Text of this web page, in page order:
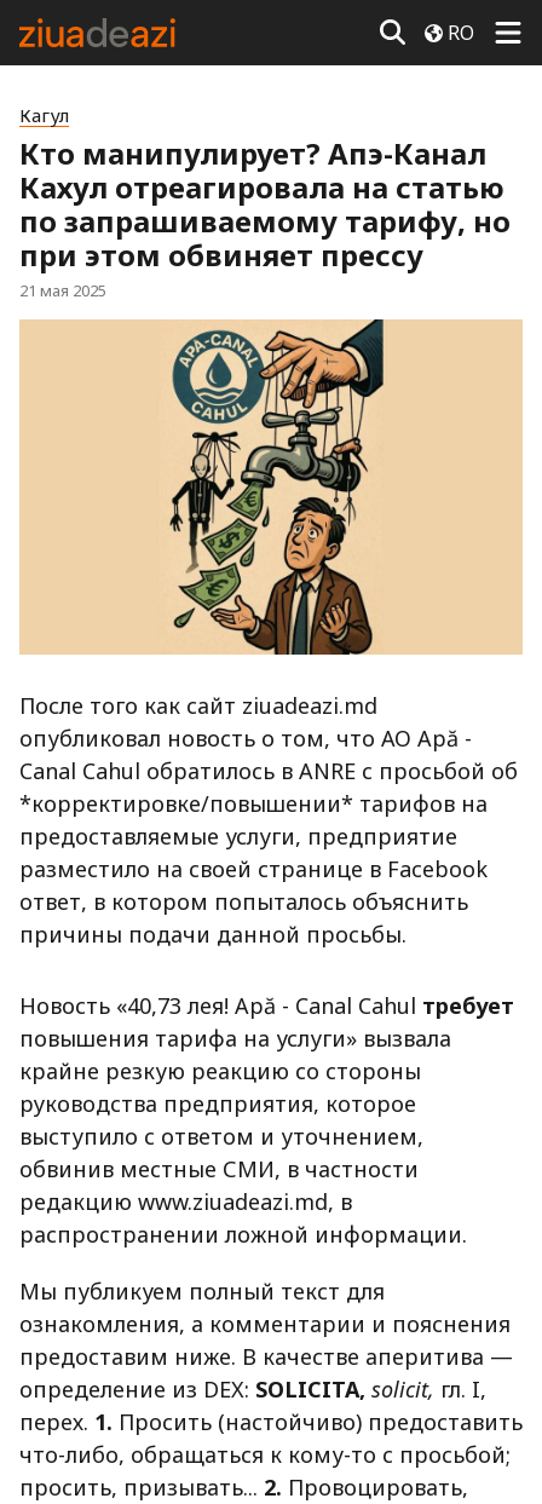
RO
Кагул
Кто манипулирует? Апэ-Канал
Кахул отреагировала на статью
по запрашиваемому тарифу, но
при этом обвиняет прессу
21 мая 2025
После того как сайт ziuadeazi.md
опубликовал новость о том, что АО Apă -
Canal Cahul обратилось в ANRE с просьбой об
*корректировке/повышении* тарифов на
предоставляемые услуги, предприятие
разместило на своей странице в Facebook
ответ, в котором попыталось объяснить
причины подачи данной просьбы.
Новость «40,73 лея! Apă - Canal Cahul требует
повышения тарифа на услуги» вызвала
крайне резкую реакцию со стороны
руководства предприятия, которое
выступило с ответом и уточнением,
обвинив местные СМИ, в частности
редакцию www.ziuadeazi.md, в
распространении ложной информации.
Мы публикуем полный текст для
ознакомления, а комментарии и пояснения
предоставим ниже. В качестве аперитива —
определение из DEX: SOLICITA, solicit, гл. I,
перех. 1. Просить (настойчиво) предоставить
что-либо, обращаться к кому-то с просьбой;
просить, призывать... 2. Провоцировать,